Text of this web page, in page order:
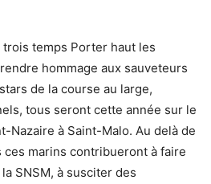
temps Porter haut les
hommage aux sauveteurs
de la course au large,
tous seront cette année sur le
Nazaire à Saint-Malo. Au delà de
marins contribueront à faire
SNSM, à susciter des